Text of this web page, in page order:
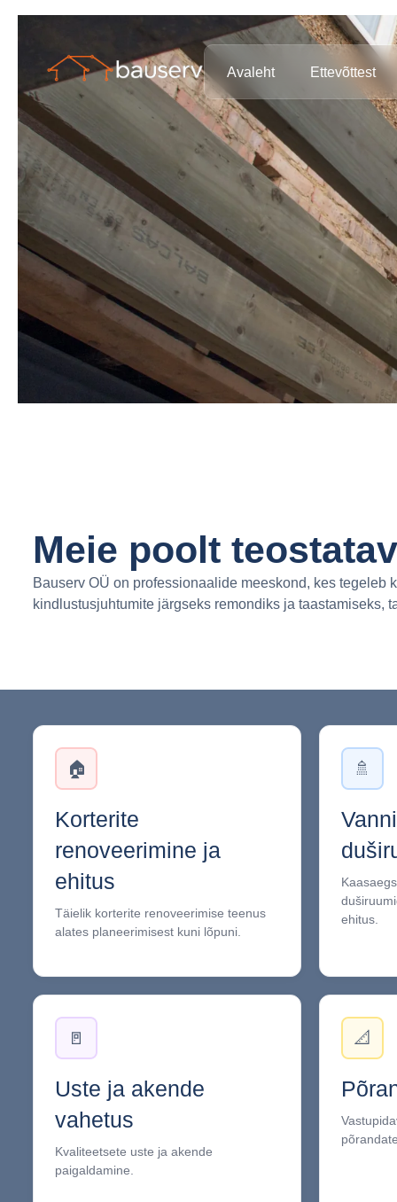
Avaleht Ettevõttest
Meie poolt
Bauserv OÜ on professionaalide meeskond, kes
kindlustusjuhtumite järgseks remondiks ja
🏠
Korterite
renoveerimine ja
ehitus
Täielik korterite renoveerimise teenus
alates planeerimisest kuni lõpuni.
🚿
ehitus.
🚪
Uste ja akende
vahetus
Kvaliteetsete uste ja akende
paigaldamine.
📐